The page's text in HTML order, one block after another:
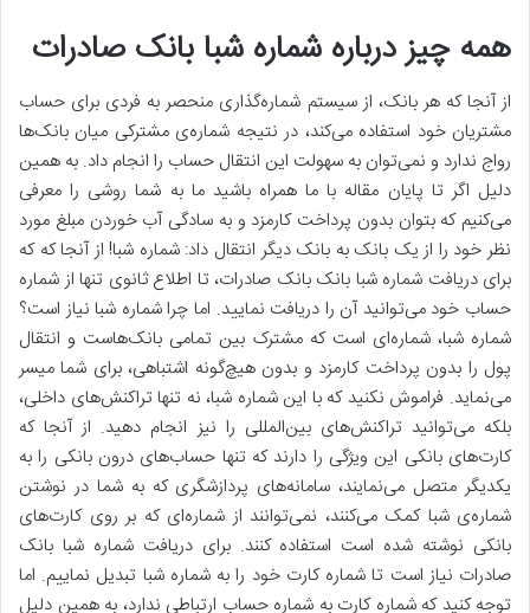
همه چیز درباره شماره شبا بانک صادرات
از آنجا که هر بانک، از سیستم شماره‌گذاری منحصر به فردی برای حساب
مشتریان خود استفاده می‌کند، در نتیجه شماره‌ی مشترکی میان بانک‌ها
رواج ندارد و نمی‌توان به سهولت این انتقال حساب را انجام داد. به همین
دلیل اگر تا پایان مقاله با ما همراه باشید ما به شما روشی را معرفی
می‌کنیم که بتوان بدون پرداخت کارمزد و به سادگی آب خوردن مبلغ مورد
نظر خود را از یک بانک به بانک دیگر انتقال داد: شماره شبا! از آنجا که که
برای دریافت شماره شبا بانک بانک صادرات، تا اطلاع ثانوی تنها از شماره
حساب خود می‌توانید آن را دریافت نمایید. اما چرا شماره شبا نیاز است؟
شماره شبا، شماره‌ای است که مشترک بین تمامی بانک‌هاست و انتقال
پول را بدون پرداخت کارمزد و بدون هیچ‌گونه اشتباهی، برای شما میسر
می‌نماید. فراموش نکنید که با این شماره شبا، نه تنها تراکنش‌های داخلی،
بلکه می‌توانید تراکنش‌های بین‌المللی را نیز انجام دهید. از آنجا که
کارت‌های بانکی این ویژگی را دارند که تنها حساب‌های درون بانکی را به
یکدیگر متصل می‌نمایند، سامانه‌های پردازشگری که به شما در نوشتن
شماره‌ی شبا کمک می‌کنند، نمی‌توانند از شماره‌ای که بر روی کارت‌های
بانکی نوشته شده‌ است استفاده کنند. برای دریافت شماره شبا بانک
صادرات نیاز است تا شماره کارت خود را به شماره شبا تبدیل نماییم. اما
توجه کنید که شماره کارت به شماره حساب ارتباطی ندارد، به همین دلیل